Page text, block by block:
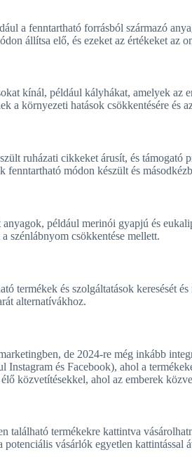
a fenntartható forrásból származó
állítsa elő, és ezeket az értékeket az
kínál, például kályhákat, amelyek az
a környezeti hatások csökkentésére és
ruházati cikkeket árusít, és
módon készült és
például merinói gyapjú és
szénlábnyom csökkentése mellett.
termékek és szolgáltatások keresését
alternatívákhoz.
de 2024-re még inkább
és Facebook), ahol a
közvetítésekkel, ahol az emberek
található termékekre kattintva
vásárlók egyetlen kattintással